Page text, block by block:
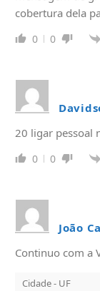
cobertura dela
0 0
20 ligar pessoal
0 0
João
Continuo com a
Cidade - UF